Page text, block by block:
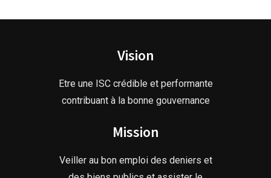
Vision
Etre une ISC crédible et performante
contribuant à la bonne gouvernance
Mission
Veiller au bon emploi des deniers et